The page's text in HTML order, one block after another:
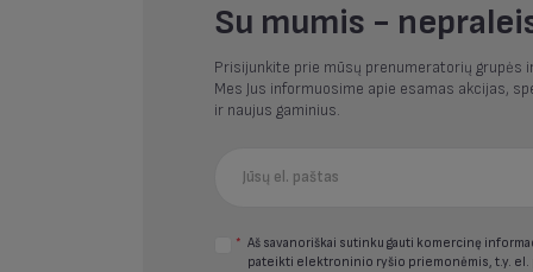
Su mumis -
Prisijunkite prie mūsų prenumeratorių grupės
Mes Jus informuosime apie esamas akcijas,
ir naujus gaminius.
* Aš savanoriškai sutinku gauti komercinę
pateikti elektroninio ryšio priemonėmis, t.y. el.